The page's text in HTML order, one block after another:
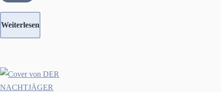
Weiterlesen